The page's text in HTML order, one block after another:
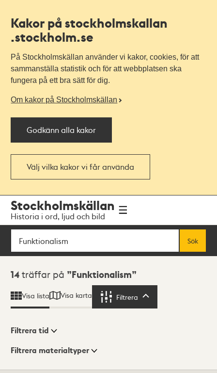
Kakor på stockholmskallan
.stockholm.se
På Stockholmskällan använder vi kakor, cookies, för att
sammanställa statistik och för att webbplatsen ska
fungera på ett bra sätt för dig.
Om kakor på Stockholmskällan
Godkänn alla kakor
Välj vilka kakor vi får använda
navigationen
huvudinnehållet
Stockholmskällan
Historia i ord, ljud och bild
Sök
Sök
Sökresultat
14 träffar på Funktionalism
Visa lista Visa karta Filtrera
Visningsläge
Filtrera tid
Filtrera materialtyper